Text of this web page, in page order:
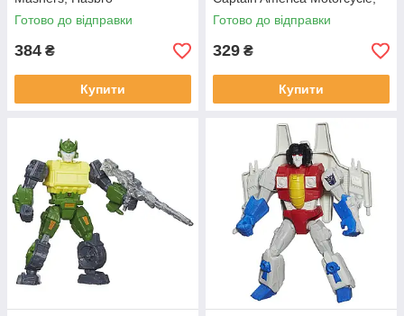
Готово до відправки
384 ₴
Купити
Mashers
Готово до відправки
329 ₴
Купити